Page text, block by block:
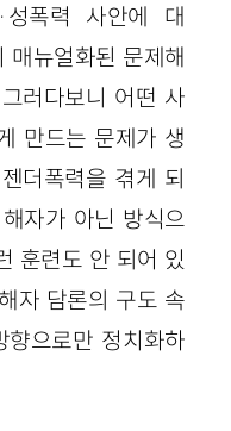
성폭력 사안에 대
매뉴얼화된 문제해
러다보니 어떤 사
만드는 문제가 생
더폭력을 겪게 되
자가 아닌 방식으
훈련도 안 되어 있
자 담론의 구도 속
으로만 정치화하